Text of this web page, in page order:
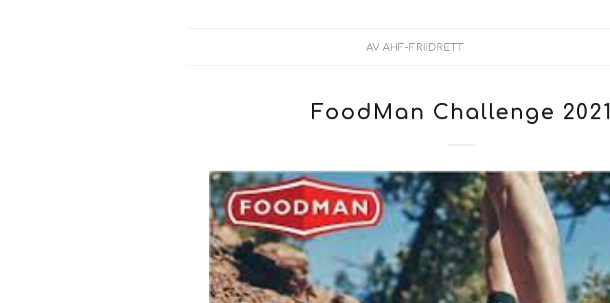
AV AHF-FRIIDRETT
FoodMan Challenge 2021